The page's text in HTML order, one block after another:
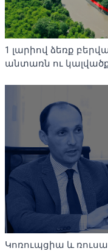
1 լարիով ձեռք
անտառն ու
Կոռուպցիա և